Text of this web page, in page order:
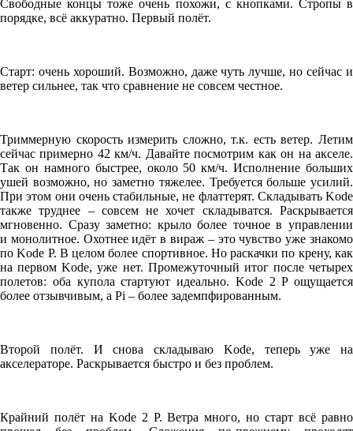
Свободные концы тоже очень похожи, с кнопками. Стропы в
порядке, всё аккуратно. Первый полёт.
Старт: очень хороший. Возможно, даже чуть лучше, но сейчас и
ветер сильнее, так что сравнение не совсем честное.
Триммерную скорость измерить сложно, т.к. есть ветер. Летим
сейчас примерно 42 км/ч. Давайте посмотрим как он на акселе.
Так он намного быстрее, около 50 км/ч. Исполнение больших
ушей возможно, но заметно тяжелее. Требуется больше усилий.
При этом они очень стабильные, не флаттерят. Складывать Kode
также труднее – совсем не хочет складыватся. Раскрывается
мгновенно. Сразу заметно: крыло более точное в управлении
и монолитное. Охотнее идёт в вираж – это чувство уже знакомо
по Kode P. В целом более спортивное. Но раскачки по крену, как
на первом Kode, уже нет. Промежуточный итог после четырех
полетов: оба купола стартуют идеально. Kode 2 P ощущается
более отзывчивым, а Pi – более задемпфированным.
Второй полёт. И снова складываю Kode, теперь уже на
акселераторе. Раскрывается быстро и без проблем.
Крайний полёт на Kode 2 P. Ветра много, но старт всё равно